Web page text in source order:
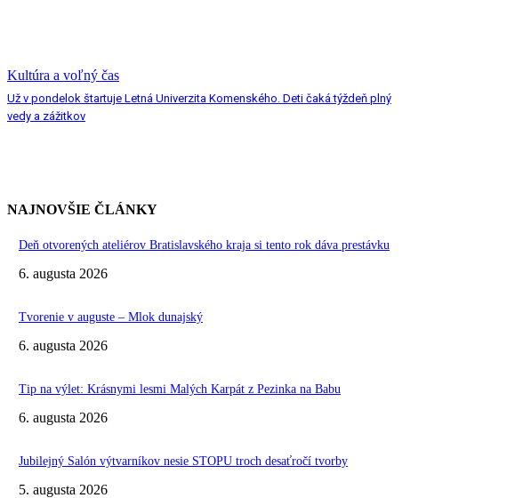
Kultúra a voľný čas
Už v pondelok štartuje Letná Univerzita Komenského. Deti čaká týždeň plný
vedy a zážitkov
NAJNOVŠIE ČLÁNKY
Deň otvorených ateliérov Bratislavského kraja si tento rok dáva prestávku
6. augusta 2026
Tvorenie v auguste – Mlok dunajský
6. augusta 2026
Tip na výlet: Krásnymi lesmi Malých Karpát z Pezinka na Babu
6. augusta 2026
Jubilejný Salón výtvarníkov nesie STOPU troch desaťročí tvorby
5. augusta 2026